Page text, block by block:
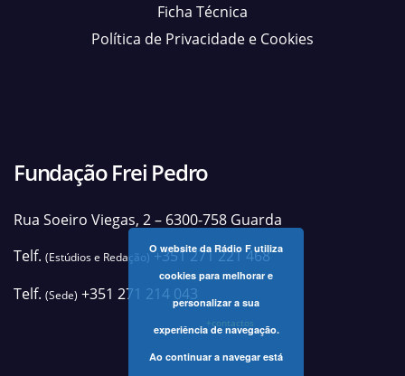
Ficha Técnica
Política de Privacidade e Cookies
Fundação Frei Pedro
Rua Soeiro Viegas, 2 – 6300-758 Guarda
Telf. (Estúdios e Redação)+351 271 221 468
Telf. (Sede) +351 271 214 043
+contactos
O website da Rádio F utiliza
cookies para melhorar e
personalizar a sua
experiência de navegação.
Ao continuar a navegar está